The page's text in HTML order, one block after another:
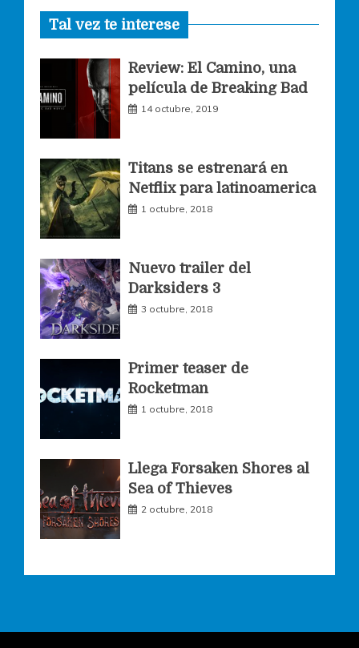
c
e
b
o
o
s
t
a
g
m
i
t
t
r
Tal vez te interese
Review: El Camino, una
película de Breaking Bad
14 octubre, 2019
Titans se estrenará en
Netflix para latinoamerica
1 octubre, 2018
Nuevo trailer del
Darksiders 3
3 octubre, 2018
Primer teaser de
Rocketman
1 octubre, 2018
Llega Forsaken Shores al
Sea of Thieves
2 octubre, 2018